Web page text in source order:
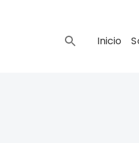
Inicio